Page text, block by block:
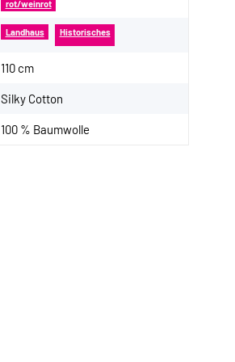
rot/weinrot
Landhaus Historisches
110 cm
Silky Cotton
100 % Baumwolle